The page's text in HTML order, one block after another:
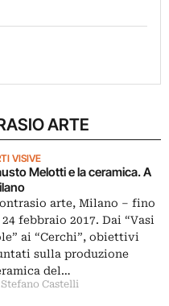
ARTE
VISIVE
Melotti e la ceramica. A
arte, Milano – fino
febbraio 2017. Dai “Vasi
ai “Cerchi”, obiettivi
sulla produzione
del…
Castelli